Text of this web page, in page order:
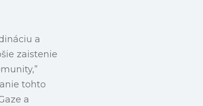
a
zaistenie
tohto
a